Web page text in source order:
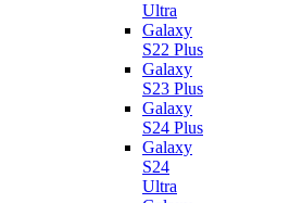
Ultra
Galaxy
S22 Plus
Galaxy
S23 Plus
Galaxy
S24 Plus
Galaxy
S24
Ultra